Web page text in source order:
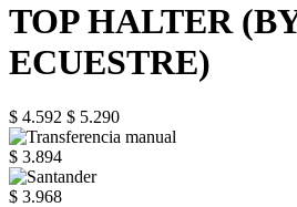
TOP HALTER
ECUESTRE)
$ 4.592 $ 5.290
$ 3.894
$ 3.968